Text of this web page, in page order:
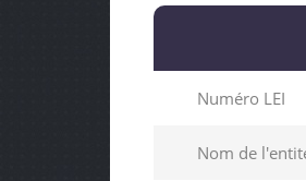
Numéro LEI
Nom de